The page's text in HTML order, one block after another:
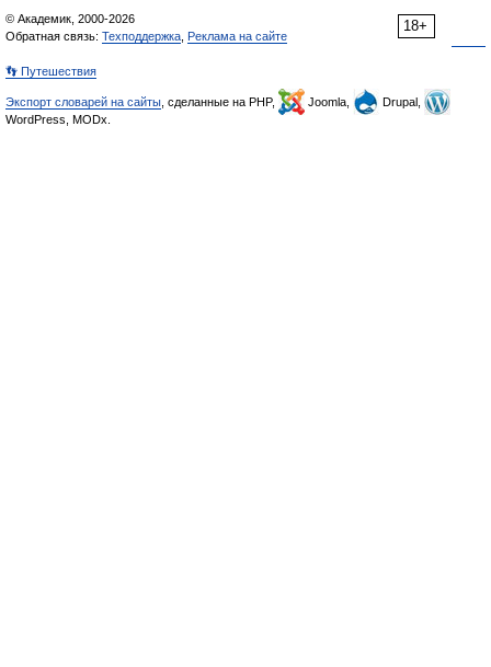
18+
© Академик, 2000-2026
Обратная связь: Техподдержка Реклама на сайте
👣 Путешествия
Экспорт словарей на сайты , сделанные на PHP, Joomla,
Drupal,
WordPress, MODx.